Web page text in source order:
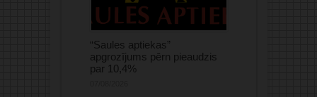
“Saules aptiekas”
apgrozījums pērn pieaudzis
par 10,4%